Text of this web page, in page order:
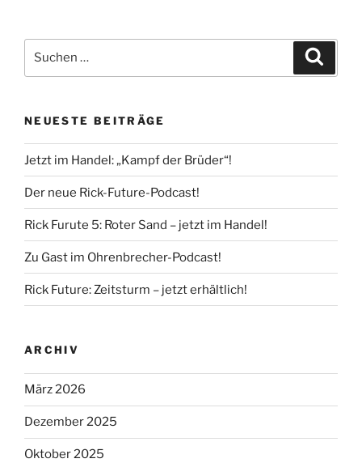
nach:
NEUESTE BEITRÄGE
Jetzt im Handel: „Kampf der Brüder“!
Der neue Rick-Future-Podcast!
Rick Furute 5: Roter Sand – jetzt im Handel!
Zu Gast im Ohrenbrecher-Podcast!
Rick Future: Zeitsturm – jetzt erhältlich!
ARCHIV
März 2026
Dezember 2025
Oktober 2025